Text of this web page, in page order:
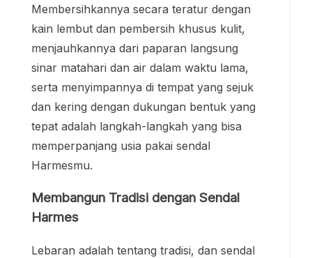
Membersihkannya secara teratur dengan
kain lembut dan pembersih khusus kulit,
menjauhkannya dari paparan langsung
sinar matahari dan air dalam waktu lama,
serta menyimpannya di tempat yang sejuk
dan kering dengan dukungan bentuk yang
tepat adalah langkah-langkah yang bisa
memperpanjang usia pakai sendal
Harmesmu.
Membangun Tradisi dengan Sendal
Harmes
Lebaran adalah tentang tradisi, dan sendal